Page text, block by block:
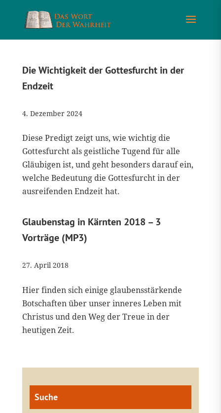
Die Wichtigkeit der Gottesfurcht in der
Endzeit
4. Dezember 2024
Diese Predigt zeigt uns, wie wichtig die
Gottesfurcht als geistliche Tugend für alle
Gläubigen ist, und geht besonders darauf ein,
welche Bedeutung die Gottesfurcht in der
ausreifenden Endzeit hat.
Glaubenstag in Kärnten 2018 – 3
Vorträge (MP3)
27. April 2018
Hier finden sich einige glaubensstärkende
Botschaften über unser inneres Leben mit
Christus und den Weg der Treue in der
heutigen Zeit.
Suche